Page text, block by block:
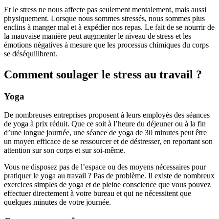
Et le stress ne nous affecte pas seulement mentalement, mais aussi
physiquement. Lorsque nous sommes stressés, nous sommes plus
enclins à manger mal et à expédier nos repas. Le fait de se nourrir de
la mauvaise manière peut augmenter le niveau de stress et les
émotions négatives à mesure que les processus chimiques du corps
se déséquilibrent.
Comment soulager le stress au travail ?
Yoga
De nombreuses entreprises proposent à leurs employés des séances
de yoga à prix réduit. Que ce soit à l’heure du déjeuner ou à la fin
d’une longue journée, une séance de yoga de 30 minutes peut être
un moyen efficace de se ressourcer et de déstresser, en reportant son
attention sur son corps et sur soi-même.
Vous ne disposez pas de l’espace ou des moyens nécessaires pour
pratiquer le yoga au travail ? Pas de problème. Il existe de nombreux
exercices simples de yoga et de pleine conscience que vous pouvez
effectuer directement à votre bureau et qui ne nécessitent que
quelques minutes de votre journée.